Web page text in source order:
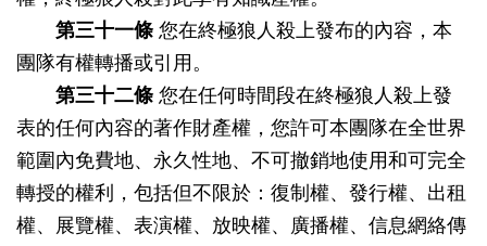
第三十一條 您在終極狼人殺上發布的內容，本
團隊有權轉播或引用。
第三十二條 您在任何時間段在終極狼人殺上發
表的任何內容的著作財產權，您許可本團隊在全世界
範圍內免費地、永久性地、不可撤銷地使用和可完全
轉授的權利，包括但不限於：復制權、發行權、出租
權、展覽權、表演權、放映權、廣播權、信息網絡傳